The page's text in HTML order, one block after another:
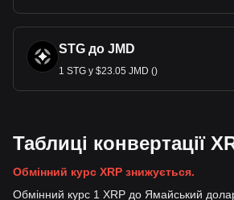
STG до JMD
1 STG у $23.05 JMD ()
Таблиці конвертації
Обмінний курс XRP знижується.
Обмінний курс 1 XRP до Ямайський